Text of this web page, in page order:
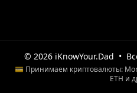
© 2026 iKnowYour.Dad •
💳 Принимаем криптовалюты:
ETH и